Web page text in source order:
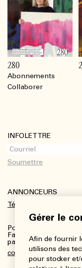
Gérer le
Afin de fournir
utilisons des
pour stocker
Abonnements
Collaborer
INFOLETTRE
ANNONCEURS
Télécharger le kit média
Pour plus de
Fanny Charbonneau,
partenariats et
280